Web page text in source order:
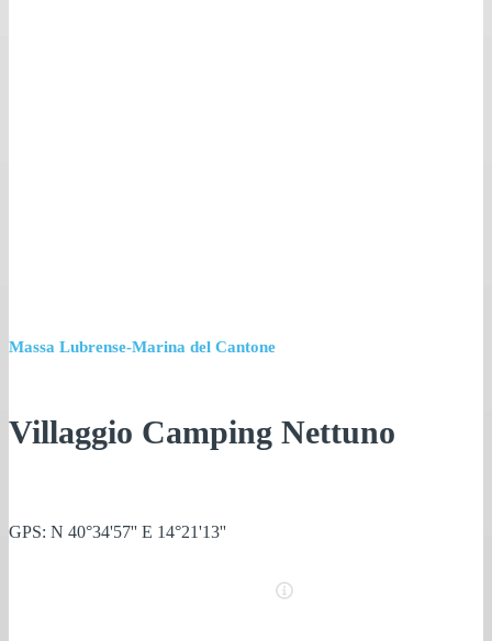
Massa Lubrense-Marina del Cantone
Villaggio Camping Nettuno
GPS: N 40°34'57'' E 14°21'13''